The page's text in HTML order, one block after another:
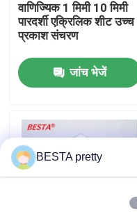
गुणवत्ता नियंत्रण
हमसे संपर्क करें
समाचार
मामले
एक उद्धरण का अनुरोध करें
वाणिज्यिक 1 मिमी 10 मिमी
पारदर्शी एक्रिलिक शीट उच्च
प्रकाश संचरण
जांच भेजें
BESTA pretty